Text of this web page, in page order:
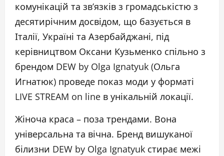
комунікацій та зв’язків з громадськістю з
десятирічним досвідом, що базується в
Італії, Україні та Азербайджані, під
керівництвом Оксани Кузьменко спільно з
брендом DEW by Olga Ignatyuk (Ольга
Игнатюк) проведе показ моди у форматі
LIVE STREAM on line в унікальній локації.
Жіноча краса – поза трендами. Вона
універсальна та вічна. Бренд вишуканої
білизни DEW by Olga Ignatyuk стирає межі